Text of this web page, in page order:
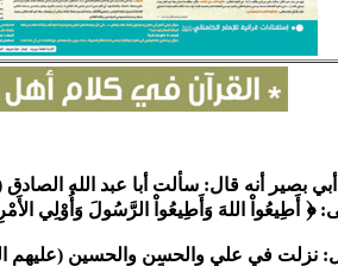
بصير أنه قال: سألت أبا عبد الله
﴿ أَطِيعُواْ اللهَ وَأَطِيعُواْ الرَّسُولَ وَأُوْلِي
نزلت في علي والحسن والحسين (عليهم